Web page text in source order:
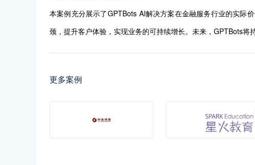
本案例充分展示了GPTBots AI解决方案在金融服务行业的实
颈，提升客户体验，实现业务的可持续增长。未来，GPTBots将
更多案例